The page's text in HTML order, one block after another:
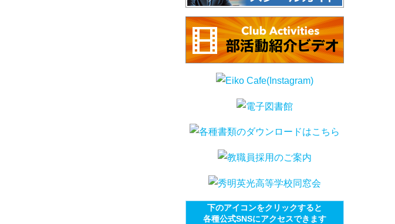
下のアイコンをクリックすると
各種公式SNSにアクセスできます